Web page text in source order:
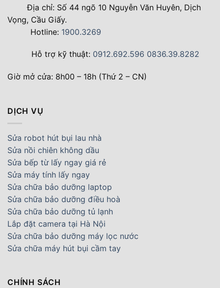
Địa chỉ: Số 44 ngõ 10 Nguyễn Văn Huyên, Dịch
Vọng, Cầu Giấy.
Hotline: 1900.3269
Hỗ trợ kỹ thuật: 0912.692.596 0836.39.8282
Giờ mở cửa: 8h00 – 18h (Thứ 2 – CN)
DỊCH VỤ
Sửa robot hút bụi lau nhà
Sửa nồi chiên không dầu
Sửa bếp từ lấy ngay giá rẻ
Sửa máy tính lấy ngay
Sửa chữa bảo dưỡng laptop
Sửa chữa bảo dưỡng điều hoà
Sửa chữa bảo dưỡng tủ lạnh
Lắp đặt camera tại Hà Nội
Sửa chữa bảo dưỡng máy lọc nước
Sửa chữa máy hút bụi cầm tay
CHÍNH SÁCH